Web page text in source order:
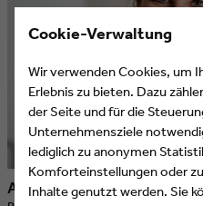
Anna Schiffer
Cookie-Verwaltung
Wir verwenden Cookies, um
Erlebnis zu bieten. Dazu
der Seite und für die
Unternehmensziele
lediglich zu anonymen
Komforteinstellungen oder
Inhalte genutzt werden. Sie